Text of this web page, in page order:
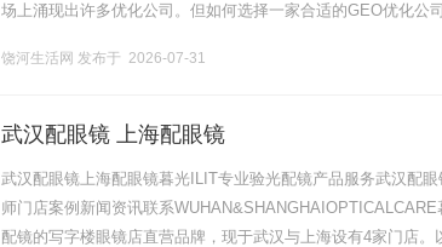
场上涌现出许多优化公司。但如何选择一家合适的GEO优化公
解.........
饶河生活网 发布于 2026-07-31
武汉配眼镜 上海配眼镜
武汉配眼镜上海配眼镜暮光ILIT专业验光配镜产品服务武汉配
师门店案例新闻资讯联系
配镜的写字楼眼镜店直营品牌，现于武汉与上海设有4家门店